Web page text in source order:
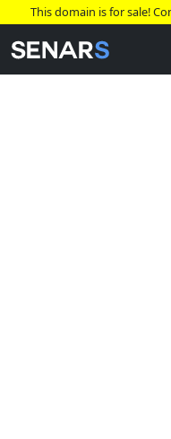
This domain is for sale!